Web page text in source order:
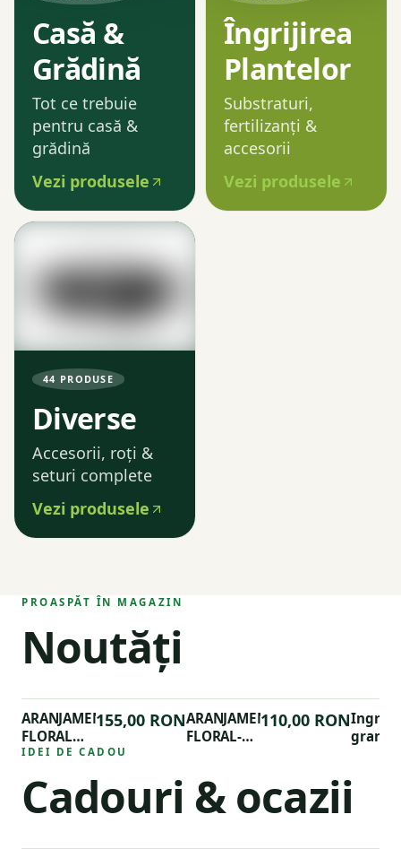
Casă &
Grădină
Tot ce trebuie
pentru casă &
grădină
Vezi produsele
Îngrijirea
Plantelor
Substraturi,
fertilizanți &
accesorii
Vezi produsele
44 PRODUSE
Diverse
Accesorii, roți &
seturi complete
Vezi produsele
PROASPĂT ÎN MAGAZIN
Noutăți
ARANJAMENT
FLORAL
PHALAENOPSIS
155,00 RONARANJAMENT
FLORAL-
110,00 RON
pentru
IDEI DE CADOU
Cadouri & ocazii